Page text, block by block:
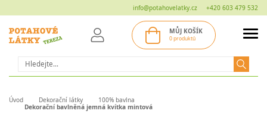
info@potahovelatky.cz +420 603 479 532
Hledat
MŮJ KOŠÍK
0 produktů
Úvod Dekorační látky
100% bavlna
Dekorační bavlněná jemná kvítka mintová